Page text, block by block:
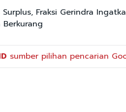
Surplus, Fraksi Gerindra
Berkurang
sumber pilihan pencarian